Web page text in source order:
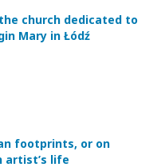
church dedicated to
Mary in Łódź
footprints, or on
artist’s life